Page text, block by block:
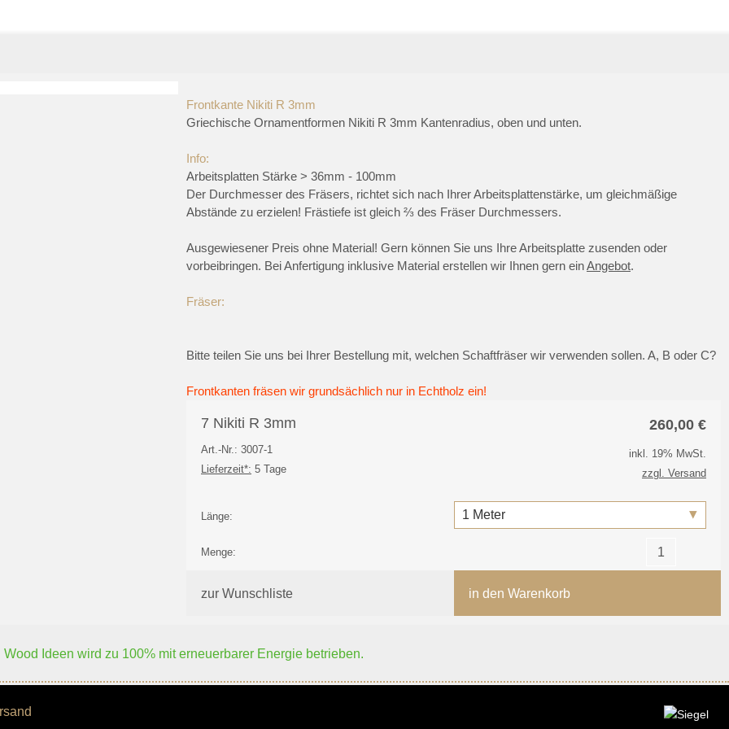
Frontkante Nikiti R 3mm
Griechische Ornamentformen Nikiti R 3mm Kantenradius, oben und unten.
Info:
Arbeitsplatten Stärke > 36mm - 100mm
Der Durchmesser des Fräsers, richtet sich nach Ihrer Arbeitsplattenstärke, um gleichmäßige
Abstände zu erzielen! Frästiefe ist gleich ⅔ des Fräser Durchmessers.
Ausgewiesener Preis ohne Material! Gern können Sie uns Ihre Arbeitsplatte zusenden oder
vorbeibringen. Bei Anfertigung inklusive Material erstellen wir Ihnen gern einAngebot.
Fräser:
Bitte teilen Sie uns bei Ihrer Bestellung mit, welchen Schaftfräser wir verwenden sollen. A, B oder C?
Frontkanten fräsen wir grundsächlich nur in Echtholz ein!
260,00 €
7 Nikiti R 3mm
Art.-Nr.: 3007-1
Lieferzeit*: 5 Tage
inkl. 19% MwSt.
zzgl. Versand
Länge:
Menge:
zur Wunschliste in den Warenkorb
Wood Ideen wird zu 100% mit erneuerbarer Energie betrieben.